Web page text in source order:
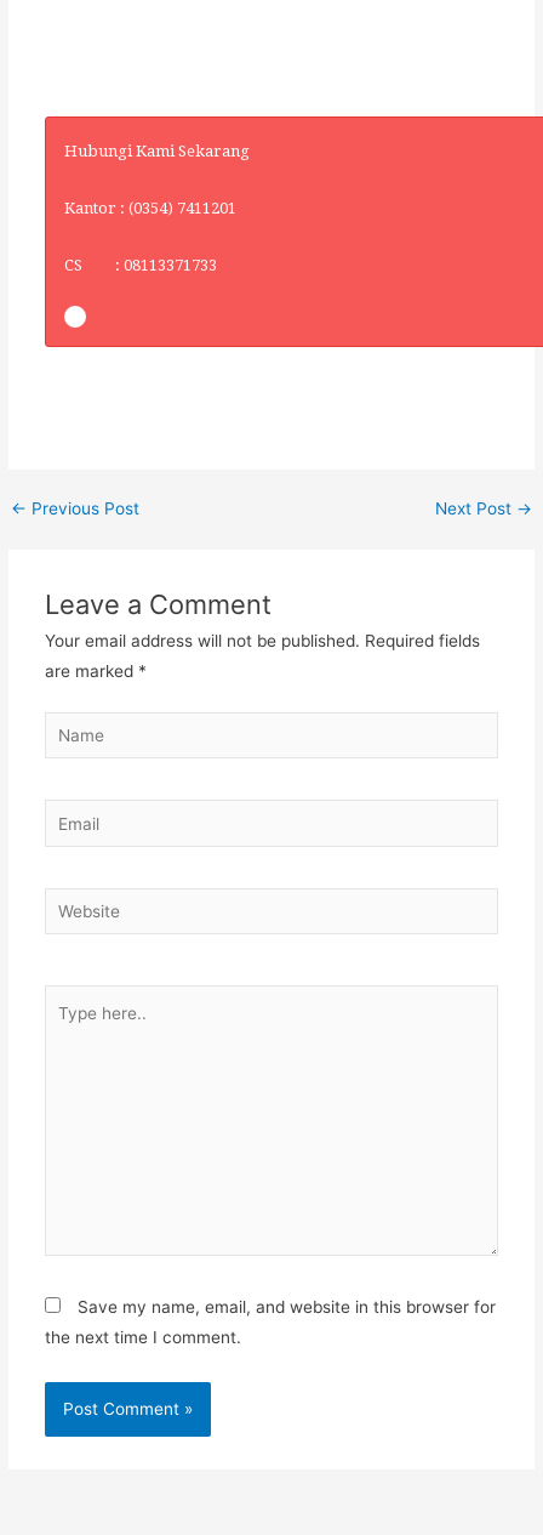
Hubungi Kami Sekarang
Kantor : (0354) 7411201
CS : 08113371733
← Previous Post Next Post →
Leave a Comment
Your email address will not be published. Required fields
are marked *
Name
Email
Website
here..
Save my name, email, and website in this browser for
the next time I comment.